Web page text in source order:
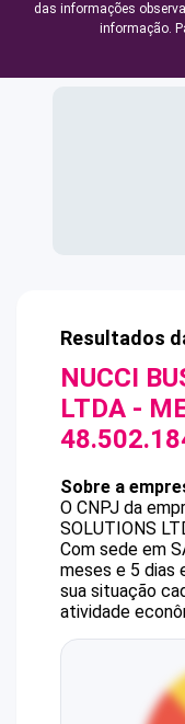
das informações
informação.
Resultados
NUCCI
LTDA -
Sobre a
O CNPJ da
SOLUTIONS
Com sede em
meses e 5 dias
sua situação
atividade